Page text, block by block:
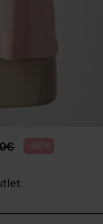
-60%